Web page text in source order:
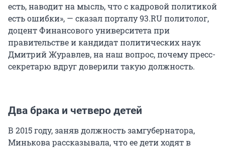
есть, наводит на мысль, что с кадровой политикой
есть ошибки», — сказал порталу 93.RU политолог,
доцент Финансового университета при
правительстве и кандидат политических наук
Дмитрий Журавлев, на наш вопрос, почему пресс-
секретарю вдруг доверили такую должность.
Два брака и четверо детей
В 2015 году, заняв должность замгубернатора,
Минькова рассказывала, что ее дети ходят в